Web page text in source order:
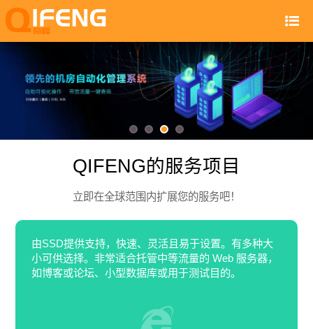
QIFENG的服务项目
立即在全球范围内扩展您的服务吧！
由SSD提供支持，快速、灵活且易于设置。有多种大
小可供选择。非常适合托管中等流量的 Web 服务器，
如博客或论坛、小型数据库或用于测试目的。